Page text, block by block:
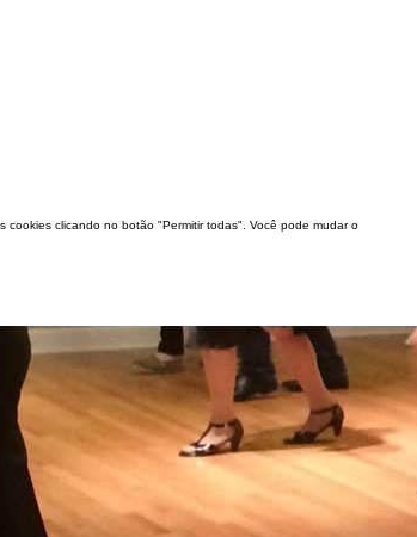
clicando no botão "Permitir todas". Você pode mudar o